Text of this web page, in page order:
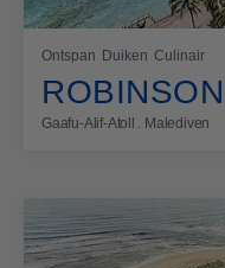
Ontspan Duiken Culinair
Gaafu-Alif-Atoll . Malediven